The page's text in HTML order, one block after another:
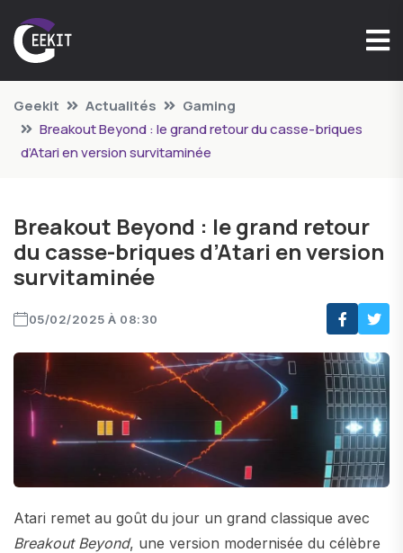
Geekit Actualités
Gaming
Breakout Beyond : le grand retour du casse-briques
d’Atari en version survitaminée
Breakout Beyond : le grand retour
du casse-briques d’Atari en version
survitaminée
05/02/2025 À 08:30
Atari remet au goût du jour un grand classique avec
Breakout Beyond, une version modernisée du célèbre